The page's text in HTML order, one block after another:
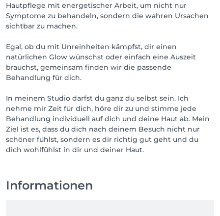
Hautpflege mit energetischer Arbeit, um nicht nur
Symptome zu behandeln, sondern die wahren Ursachen
sichtbar zu machen.
Egal, ob du mit Unreinheiten kämpfst, dir einen
natürlichen Glow wünschst oder einfach eine Auszeit
brauchst, gemeinsam finden wir die passende
Behandlung für dich.
In meinem Studio darfst du ganz du selbst sein. Ich
nehme mir Zeit für dich, höre dir zu und stimme jede
Behandlung individuell auf dich und deine Haut ab. Mein
Ziel ist es, dass du dich nach deinem Besuch nicht nur
schöner fühlst, sondern es dir richtig gut geht und du
dich wohlfühlst in dir und deiner Haut.
Informationen